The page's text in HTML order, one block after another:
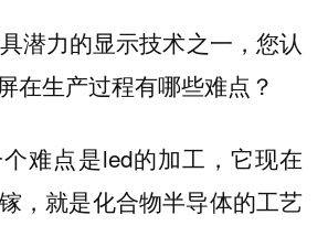
潜力的显示技术之一，您认
在生产过程有哪些难点？
难点是led的加工，它现在
，就是化合物半导体的工艺